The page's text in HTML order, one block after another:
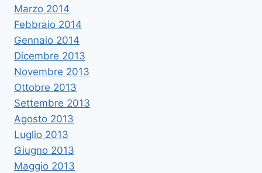
Marzo 2014
Febbraio 2014
Gennaio 2014
Dicembre 2013
Novembre 2013
Ottobre 2013
Settembre 2013
Agosto 2013
Luglio 2013
Giugno 2013
Maggio 2013